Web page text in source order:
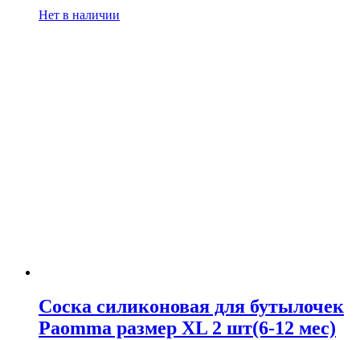
Нет в наличии
Соска силиконовая для бутылочек
Paomma размер XL 2 шт(6-12 мес)